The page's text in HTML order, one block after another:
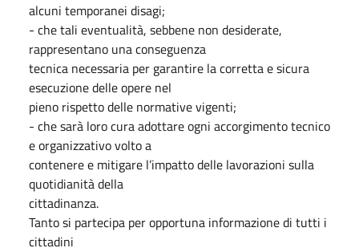
alcuni temporanei disagi;
- che tali eventualità, sebbene non desiderate,
rappresentano una conseguenza
tecnica necessaria per garantire la corretta e sicura
esecuzione delle opere nel
pieno rispetto delle normative vigenti;
- che sarà loro cura adottare ogni accorgimento tecnico
e organizzativo volto a
contenere e mitigare l’impatto delle lavorazioni sulla
quotidianità della
cittadinanza.
Tanto si partecipa per opportuna informazione di tutti i
cittadini